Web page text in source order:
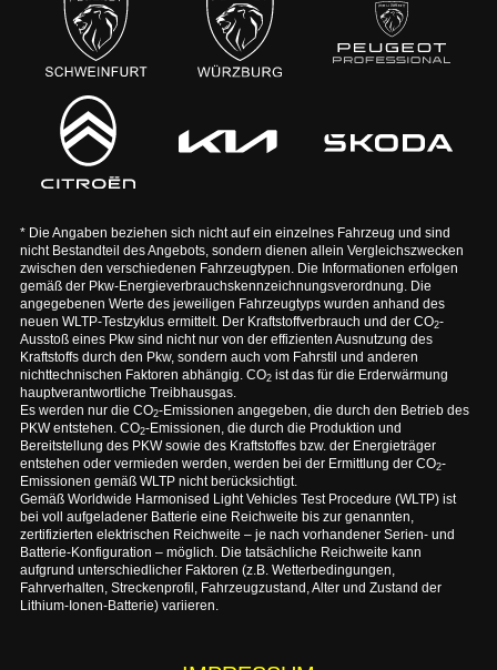
* Die Angaben beziehen sich nicht auf ein einzelnes Fahrzeug und sind
nicht Bestandteil des Angebots, sondern dienen allein Vergleichszwecken
zwischen den verschiedenen Fahrzeugtypen. Die Informationen erfolgen
gemäß der Pkw-Energieverbrauchskennzeichnungsverordnung. Die
angegebenen Werte des jeweiligen Fahrzeugtyps wurden anhand des
neuen WLTP-Testzyklus ermittelt. Der Kraftstoffverbrauch und der CO2-
Ausstoß eines Pkw sind nicht nur von der effizienten Ausnutzung des
Kraftstoffs durch den Pkw, sondern auch vom Fahrstil und anderen
nichttechnischen Faktoren abhängig. CO2ist das für die Erderwärmung
hauptverantwortliche Treibhausgas.
Es werden nur die CO2-Emissionen angegeben, die durch den Betrieb des
PKW entstehen. CO2-Emissionen, die durch die Produktion und
Bereitstellung des PKW sowie des Kraftstoffes bzw. der Energieträger
entstehen oder vermieden werden, werden bei der Ermittlung der CO2-
Emissionen gemäß WLTP nicht berücksichtigt.
Gemäß Worldwide Harmonised Light Vehicles Test Procedure (WLTP) ist
bei voll aufgeladener Batterie eine Reichweite bis zur genannten,
zertifizierten elektrischen Reichweite – je nach vorhandener Serien- und
Batterie-Konfiguration – möglich. Die tatsächliche Reichweite kann
aufgrund unterschiedlicher Faktoren (z.B. Wetterbedingungen,
Fahrverhalten, Streckenprofil, Fahrzeugzustand, Alter und Zustand der
Lithium-Ionen-Batterie) variieren.